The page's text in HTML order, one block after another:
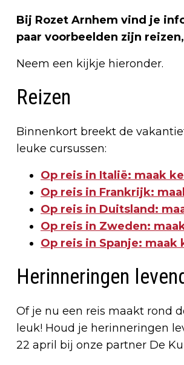
Bij Rozet Arnhem vind je
paar voorbeelden zijn
Neem een kijkje hieronder.
Reizen
Binnenkort breekt de
leuke cursussen:
Op reis in Italië: maak
Op reis in Frankrijk:
Op reis in Duitsland:
Op reis in Zweden:
Op reis in Spanje:
Herinneringen
Of je nu een reis maakt rond
leuk! Houd je herinneringen
22 april bij onze partner De